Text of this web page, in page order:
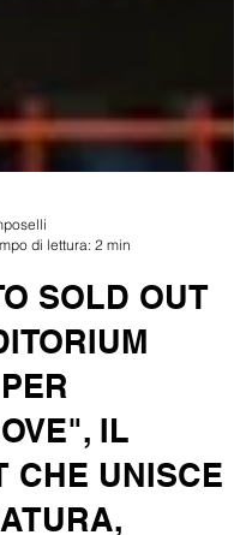
di lettura: 2 min
SOLD OUT